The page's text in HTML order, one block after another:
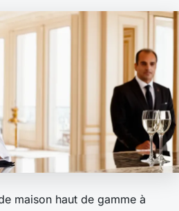
maison haut de gamme à